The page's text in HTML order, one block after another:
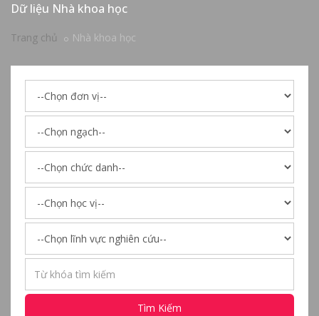
Dữ liệu Nhà khoa học
Trang chủ Nhà khoa học
Tìm Kiếm